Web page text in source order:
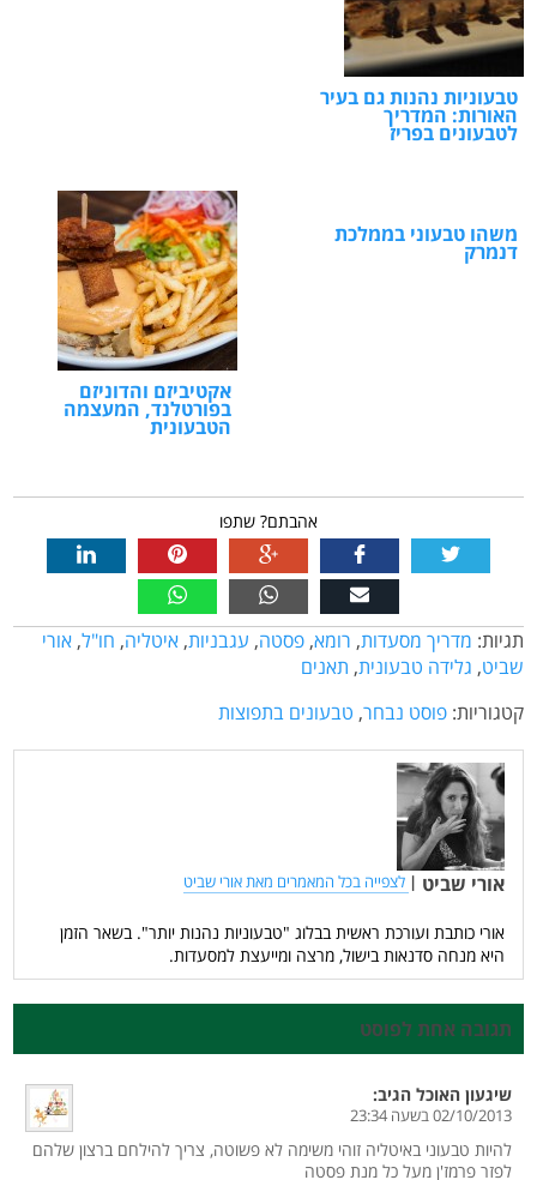
טבעוניות נהנות גם בעיר
האורות: המדריך
לטבעונים בפריז
משהו טבעוני בממלכת
דנמרק
אקטיביזם והדוניזם
בפורטלנד, המעצמה
הטבעונית
אהבתם? שתפו
תגיות: מדריך מסעדות, רומא, פסטה, עגבניות, איטליה, חו"ל, אורי
שביט, גלידה טבעונית, תאנים
קטגוריות: פוסט נבחר, טבעונים בתפוצות
אורי שביט | לצפייה בכל המאמרים מאת אורי שביט
אורי כותבת ועורכת ראשית בבלוג "טבעוניות נהנות יותר". בשאר הזמן
היא מנחה סדנאות בישול, מרצה ומייעצת למסעדות.
תגובה אחת לפוסט
שיגעון האוכל הגיב:
02/10/2013 בשעה 23:34
להיות טבעוני באיטליה זוהי משימה לא פשוטה, צריך להילחם ברצון שלהם
לפזר פרמז'ן מעל כל מנת פסטה